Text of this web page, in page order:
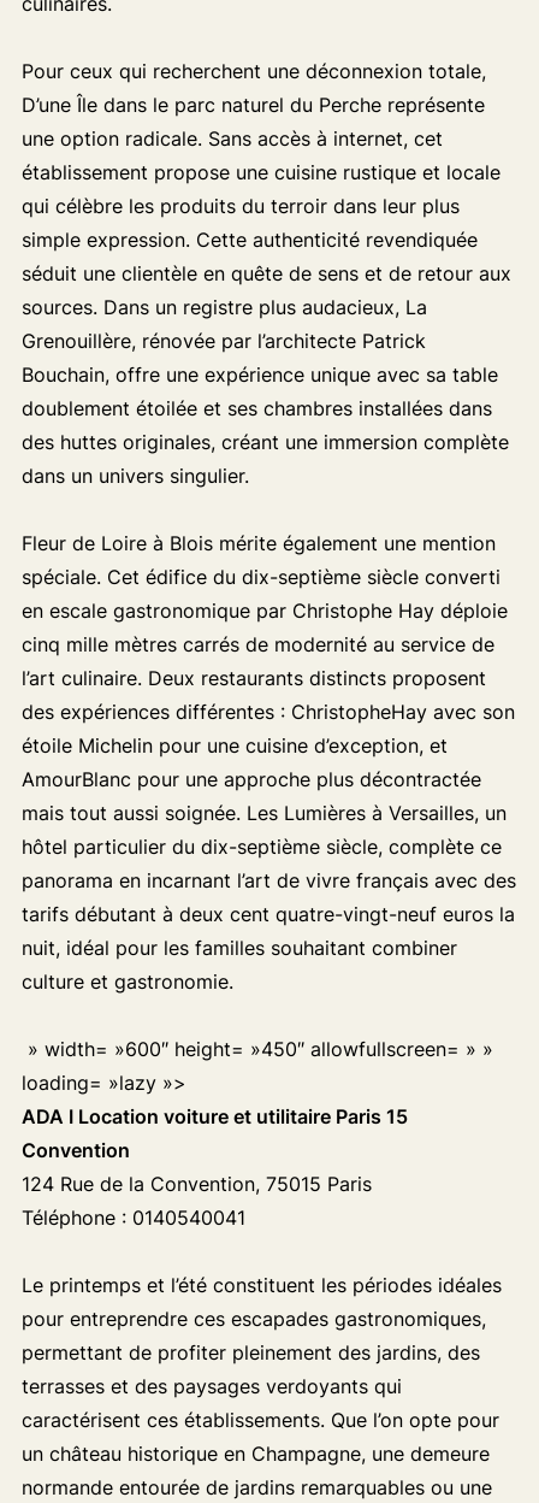
Pour ceux qui recherchent une déconnexion totale,
D’une Île dans le parc naturel du Perche représente
une option radicale. Sans accès à internet, cet
établissement propose une cuisine rustique et locale
qui célèbre les produits du terroir dans leur plus
simple expression. Cette authenticité revendiquée
séduit une clientèle en quête de sens et de retour aux
sources. Dans un registre plus audacieux, La
Grenouillère, rénovée par l’architecte Patrick
Bouchain, offre une expérience unique avec sa table
doublement étoilée et ses chambres installées dans
des huttes originales, créant une immersion complète
dans un univers singulier.
Fleur de Loire à Blois mérite également une mention
spéciale. Cet édifice du dix-septième siècle converti
en escale gastronomique par Christophe Hay déploie
cinq mille mètres carrés de modernité au service de
l’art culinaire. Deux restaurants distincts proposent
des expériences différentes : ChristopheHay avec son
étoile Michelin pour une cuisine d’exception, et
AmourBlanc pour une approche plus décontractée
mais tout aussi soignée. Les Lumières à Versailles, un
hôtel particulier du dix-septième siècle, complète ce
panorama en incarnant l’art de vivre français avec des
tarifs débutant à deux cent quatre-vingt-neuf euros la
nuit, idéal pour les familles souhaitant combiner
culture et gastronomie.
» width= »600″ height= »450″ allowfullscreen= » »
loading= »lazy »>
ADA I Location voiture et utilitaire Paris 15
Convention
124 Rue de la Convention, 75015 Paris
Téléphone : 0140540041
Le printemps et l’été constituent les périodes idéales
pour entreprendre ces escapades gastronomiques,
permettant de profiter pleinement des jardins, des
terrasses et des paysages verdoyants qui
caractérisent ces établissements. Que l’on opte pour
un château historique en Champagne, une demeure
normande entourée de jardins remarquables ou une